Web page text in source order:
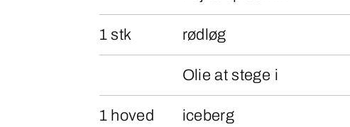
1 stk rødløg
Olie at stege i
1 hoved iceberg